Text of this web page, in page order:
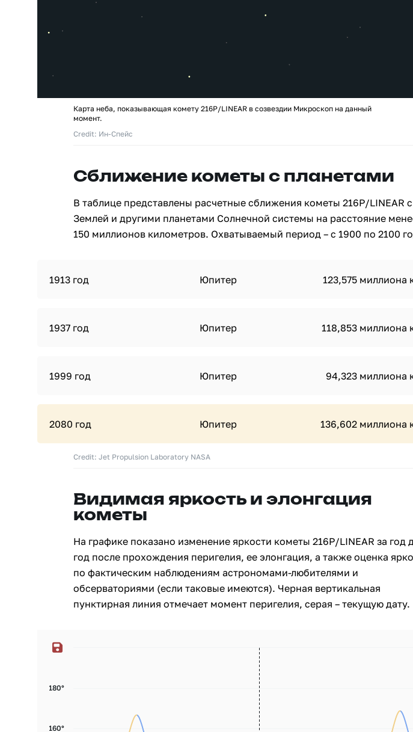
Карта неба, показывающая комету 216P/LINEAR в созвездии Микроскоп на данный
момент.
Credit: Ин-Спейс
Сближение кометы с планетами
В таблице представлены расчетные сближения кометы 216P/LINEAR с
Землей и другими планетами Солнечной системы на расстояние
150 миллионов километров. Охватываемый период – с 1900 по 2100
1913 год Юпитер 123,575 миллиона
1937 год Юпитер 118,853 миллиона
1999 год Юпитер 94,323 миллиона
2080 год Юпитер 136,602 миллиона
Credit: Jet Propulsion Laboratory NASA
Видимая яркость и элонгация
кометы
На графике показано изменение яркости кометы 216P/LINEAR за год
год после прохождения перигелия, ее элонгация, а также оценка
по фактическим наблюдениям астрономами-любителями и
обсерваториями (если таковые имеются). Черная вертикальная
пунктирная линия отмечает момент перигелия, серая – текущую дату.
160°
180°